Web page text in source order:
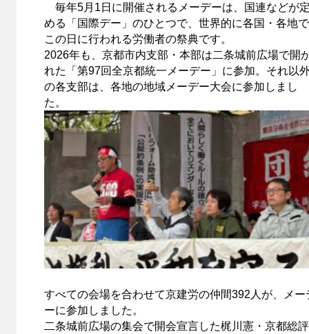
毎年5月1日に開催されるメーデーは、国連などが
める「国際デー」のひとつで、世界的に各国・各地で
この日に行われる労働者の祭典です。
2026年も、京都市内支部・本部は二条城前広場で開
れた「第97回全京都統一メーデー」に参加。それ以
の各支部は、各地の地域メーデー大会に参加しまし
た。
すべての会場を合わせて京建労の仲間392人が、メー
ーに参加しました。
二条城前広場の集会で開会宣言した梶川憲・京都総評